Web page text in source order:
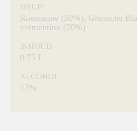
DRUIF
Roussanne (50%), Grenache
vermentino (20%)
INHOUD
0.75 L
ALCOHOL
13%